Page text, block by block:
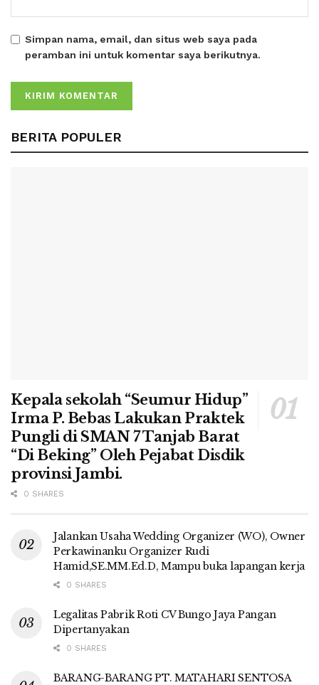
Simpan nama, email, dan situs web saya pada
peramban ini untuk komentar saya berikutnya.
BERITA POPULER
Kepala sekolah “Seumur Hidup”
Irma P. Bebas Lakukan Praktek
Pungli di SMAN 7 Tanjab Barat
“Di Beking” Oleh Pejabat Disdik
provinsi Jambi.
0 SHARES
Jalankan Usaha Wedding Organizer (WO), Owner
Perkawinanku Organizer Rudi
Hamid,SE.MM.Ed.D, Mampu buka lapangan kerja
0 SHARES
Legalitas Pabrik Roti CV Bungo Jaya Pangan
Dipertanyakan
0 SHARES
BARANG-BARANG PT. MATAHARI SENTOSA